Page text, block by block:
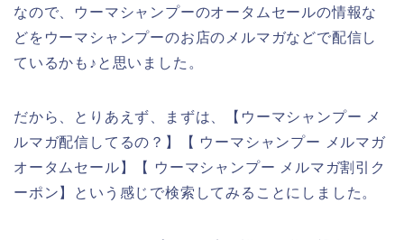
なので、ウーマシャンプーのオータムセールの情報な
どをウーマシャンプーのお店のメルマガなどで配信し
ているかも♪と思いました。
だから、とりあえず、まずは、【ウーマシャンプー メ
ルマガ配信してるの？】【 ウーマシャンプー メルマガ
オータムセール】【 ウーマシャンプー メルマガ割引ク
ーポン】という感じで検索してみることにしました。